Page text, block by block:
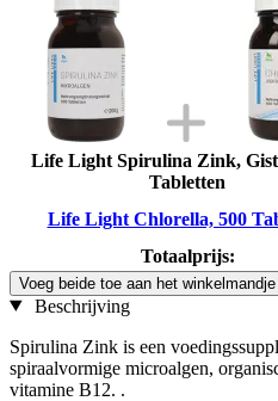
Life Light Spirulina Zink,
Tabletten
Life Light Chlorella, 500
Totaalprijs:
Voeg beide toe aan het winkelmandje
Beschrijving
Spirulina Zink is een
spiraalvormige microalgen,
vitamine B12. .